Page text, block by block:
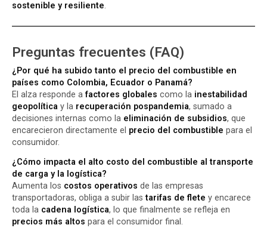
sostenible y resiliente.
Preguntas frecuentes (FAQ)
¿Por qué ha subido tanto el precio del combustible en
países como Colombia, Ecuador o Panamá?
El alza responde afactores globales como la inestabilidad
geopolítica y la recuperación pospandemia, sumado a
decisiones internas como la eliminación de subsidios, que
encarecieron directamente el precio del combustible para el
consumidor.
¿Cómo impacta el alto costo del combustible al transporte
de carga y la logística?
Aumenta los costos operativos de las empresas
transportadoras, obliga a subir lastarifas de flete y encarece
toda la cadena logística, lo que finalmente se refleja en
precios más altos para el consumidor final.